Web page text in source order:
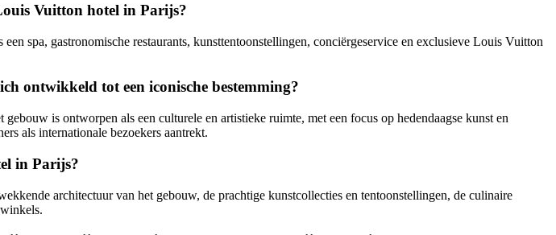
Vuitton hotel in Parijs?
spa, gastronomische restaurants, kunsttentoonstellingen, conciërgeservice en exclusieve Louis Vuitton
ontwikkeld tot een iconische bestemming?
is ontworpen als een culturele en artistieke ruimte, met een focus op hedendaagse kunst en
als internationale bezoekers aantrekt.
in Parijs?
architectuur van het gebouw, de prachtige kunstcollecties en tentoonstellingen, de culinaire